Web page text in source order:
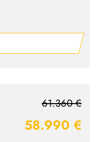
58.990 €
61.360 €